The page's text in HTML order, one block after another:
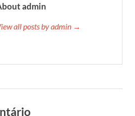
admin
all posts by admin →